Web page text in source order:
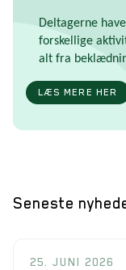
Deltagerne
forskellige
alt fra
LÆS MERE HER
Seneste
25. JUNI 2026